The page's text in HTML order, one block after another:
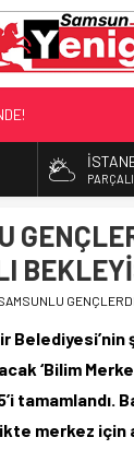
BASKINI!
Belediyesi’nin
‘Bilim
tamamlandı.
merkez için